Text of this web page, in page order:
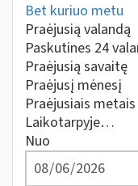
Bet kuriuo metu
Praėjusią valandą
Paskutines 24
Praėjusią savaitę
Praėjusį mėnesį
Praėjusiais metais
Laikotarpyje…
Nuo